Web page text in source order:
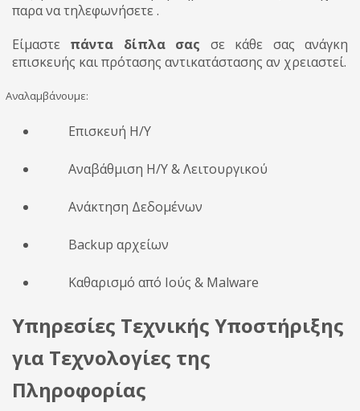
παρα να τηλεφωνήσετε .
Είμαστε πάντα δίπλα σας σε κάθε σας ανάγκη
επισκευής και πρότασης αντικατάστασης αν χρειαστεί.
Αναλαμβάνουμε:
Επισκευή Η/Υ
Αναβάθμιση Η/Υ & Λειτουργικού
Ανάκτηση Δεδομένων
Backup αρχείων
Καθαρισμό από Ιούς & Malware
Υπηρεσίες Τεχνικής Υποστήριξης
για Τεχνολογίες της
Πληροφορίας